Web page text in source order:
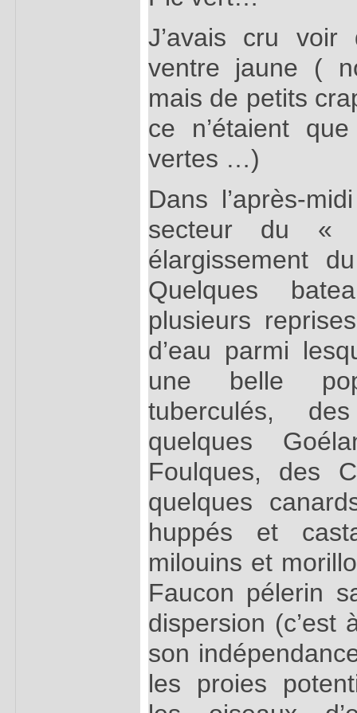
J’avais cru
ventre jaune (
mais de petits
ce n’étaient
vertes …)
Dans l’après-
secteur du
élargissement
Quelques
plusieurs
d’eau parmi
une belle
tuberculés,
quelques
Foulques, des
quelques
huppés et
milouins et
Faucon pélerin
dispersion (c’est
son
les proies